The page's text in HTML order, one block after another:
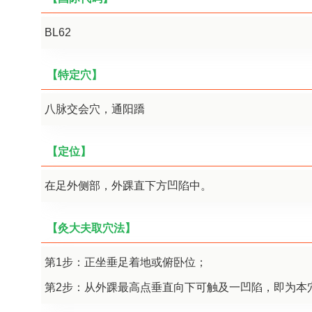
BL62
【特定穴】
八脉交会穴，通阳蹻
【定位】
在足外侧部，外踝直下方凹陷中。
【灸大夫取穴法】
第1步：正坐垂足着地或俯卧位；
第2步：从外踝最高点垂直向下可触及一凹陷，即为本